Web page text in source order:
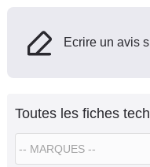
Ecrire un avis
Toutes les fiches